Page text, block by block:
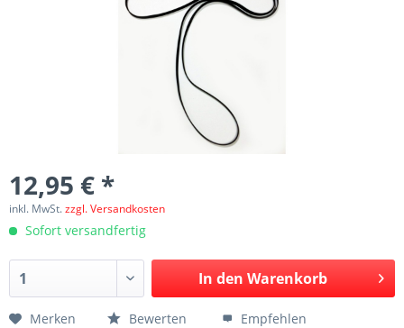
12,95 € *
inkl. MwSt.zzgl. Versandkosten
Sofort versandfertig
In den Warenkorb
Merken Bewerten Empfehlen